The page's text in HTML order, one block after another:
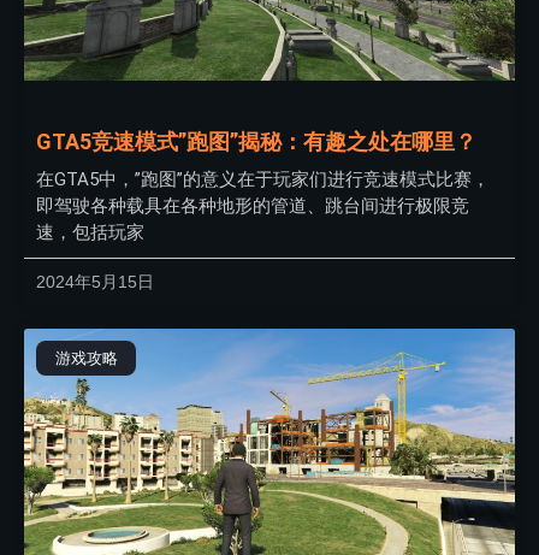
GTA5竞速模式”跑图”揭秘：有趣之处在哪里？
在GTA5中，”跑图”的意义在于玩家们进行竞速模式比赛，
即驾驶各种载具在各种地形的管道、跳台间进行极限竞
速，包括玩家
2024年5月15日
游戏攻略